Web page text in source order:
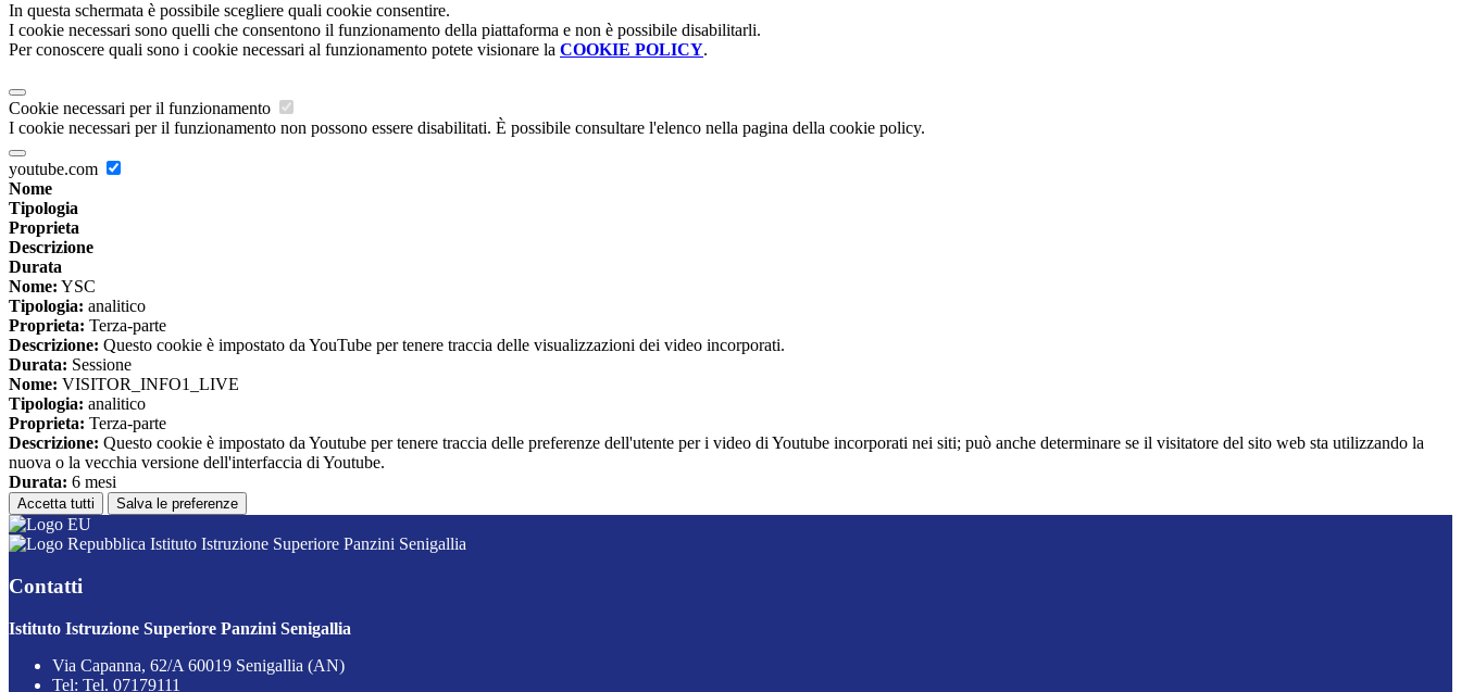
In questa schermata è possibile scegliere quali cookie consentire.
I cookie necessari sono quelli che consentono il funzionamento della piattaforma e non è possibile disabilitarli.
Per conoscere quali sono i cookie necessari al funzionamento potete visionare la COOKIE POLICY.
Cookie necessari per il funzionamento
I cookie necessari per il funzionamento non possono essere disabilitati. È possibile consultare l'elenco nella pagina della cookie policy.
youtube.com
Nome
Tipologia
Proprieta
Descrizione
Durata
Nome: YSC
Tipologia: analitico
Proprieta: Terza-parte
Descrizione: Questo cookie è impostato da YouTube per tenere traccia delle visualizzazioni dei video incorporati.
Durata: Sessione
Nome: VISITOR_INFO1_LIVE
Tipologia: analitico
Proprieta: Terza-parte
Descrizione: Questo cookie è impostato da Youtube per tenere traccia delle preferenze dell'utente per i video di Youtube incorporati nei siti; può anche determinare se il visitatore del sito web sta utilizzando la
nuova o la vecchia versione dell'interfaccia di Youtube.
Durata: 6 mesi
Accetta tutti Salva le preferenze
Istituto Istruzione Superiore Panzini Senigallia
Contatti
Istituto Istruzione Superiore Panzini Senigallia
Via Capanna, 62/A 60019 Senigallia (AN)
Tel: Tel. 07179111